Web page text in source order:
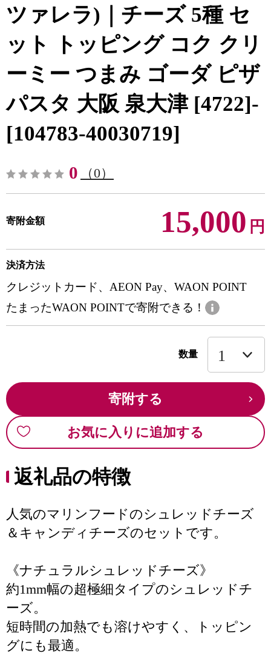
ツァレラ)｜チーズ 5種 セ
ット トッピング コク クリ
ーミー つまみ ゴーダ ピザ
パスタ 大阪 泉大津 [4722]-
[104783-40030719]
0 （0）
寄附金額 15,000 円
決済方法
クレジットカード、AEON Pay、WAON POINT
たまったWAON POINTで寄附できる！
数量
寄附する
お気に入りに追加する
返礼品の特徴
人気のマリンフードのシュレッドチーズ
＆キャンディチーズのセットです。
《ナチュラルシュレッドチーズ》
約1mm幅の超極細タイプのシュレッドチ
ーズ。
短時間の加熱でも溶けやすく、トッピン
グにも最適。